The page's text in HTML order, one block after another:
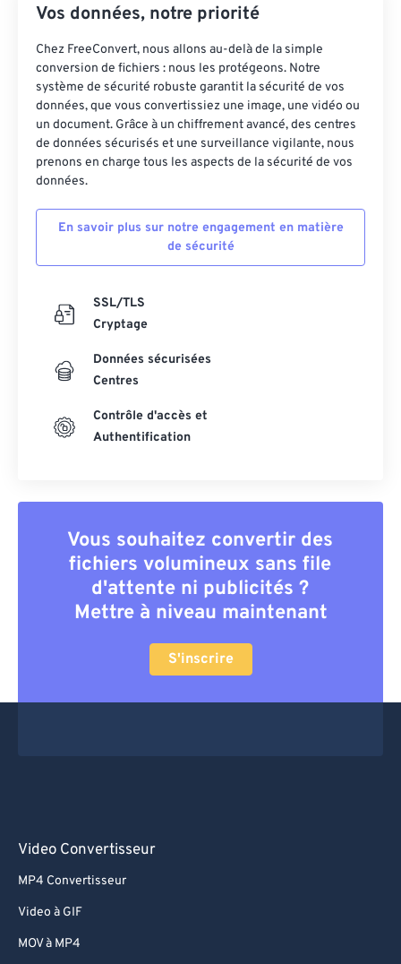
Vos données, notre priorité
Chez FreeConvert, nous allons au-delà de la simple
conversion de fichiers : nous les protégeons. Notre
système de sécurité robuste garantit la sécurité de vos
données, que vous convertissiez une image, une vidéo ou
un document. Grâce à un chiffrement avancé, des centres
de données sécurisés et une surveillance vigilante, nous
prenons en charge tous les aspects de la sécurité de vos
données.
En savoir plus sur notre engagement en matière
de sécurité
SSL/TLS
Cryptage
Données sécurisées
Centres
Contrôle d'accès et
Authentification
Vous souhaitez convertir des
fichiers volumineux sans file
d'attente ni publicités ?
Mettre à niveau maintenant
S'inscrire
Video Convertisseur
MP4 Convertisseur
Video à GIF
MOV à MP4